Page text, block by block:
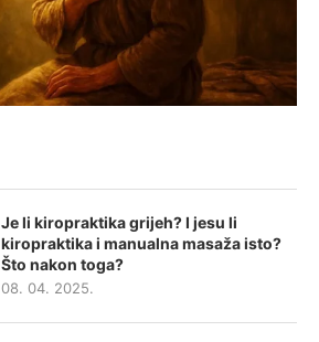
Je li kiropraktika grijeh? I jesu li
kiropraktika i manualna masaža isto?
Što nakon toga?
08. 04. 2025.